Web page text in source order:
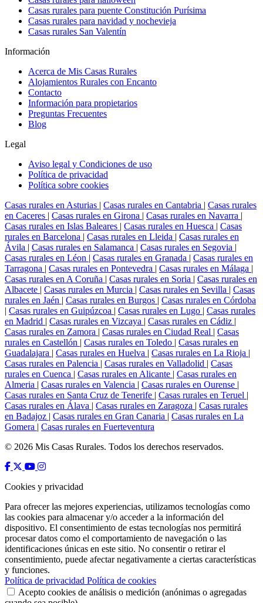
Casas rurales para puente Constitución Purísima
Casas rurales para navidad y nochevieja
Casas rurales San Valentín
Información
Acerca de Mis Casas Rurales
Alojamientos Rurales con Encanto
Contacto
Información para propietarios
Preguntas Frecuentes
Blog
Legal
Aviso legal y Condiciones de uso
Política de privacidad
Política sobre cookies
Casas rurales en Asturias | Casas rurales en Cantabria | Casas rurales
en Caceres | Casas rurales en Girona | Casas rurales en Navarra |
Casas rurales en Islas Baleares | Casas rurales en Huesca | Casas
rurales en Barcelona | Casas rurales en Lleida | Casas rurales en
Ávila | Casas rurales en Salamanca | Casas rurales en Segovia |
Casas rurales en Léon | Casas rurales en Granada | Casas rurales en
Tarragona | Casas rurales en Pontevedra | Casas rurales en Málaga |
Casas rurales en A Coruña | Casas rurales en Soria | Casas rurales en
Albacete | Casas rurales en Murcia | Casas rurales en Sevilla | Casas
rurales en Jaén | Casas rurales en Burgos | Casas rurales en Córdoba
| Casas rurales en Guipúzcoa | Casas rurales en Lugo | Casas rurales
en Madrid | Casas rurales en Vizcaya | Casas rurales en Cádiz |
Casas rurales en Zamora | Casas rurales en Ciudad Real | Casas
rurales en Castellón | Casas rurales en Toledo | Casas rurales en
Guadalajara | Casas rurales en Huelva | Casas rurales en La Rioja |
Casas rurales en Palencia | Casas rurales en Valladolid | Casas
rurales en Cuenca | Casas rurales en Alicante | Casas rurales en
Almeria | Casas rurales en Valencia | Casas rurales en Ourense |
Casas rurales en Santa Cruz de Tenerife | Casas rurales en Teruel |
Casas rurales en Álava | Casas rurales en Zaragoza | Casas rurales
en Badajoz | Casas rurales en Gran Canaria | Casas rurales en La
Gomera | Casas rurales en Fuerteventura
© 2026 Mis Casas Rurales. Todos los derechos reservados.
Cookies y privacidad
Para ofrecer las mejores experiencias, utilizamos tecnologías como
las cookies para almacenar y/o acceder a la información del
dispositivo. El consentimiento de estas tecnologías nos permitirá
procesar datos como el comportamiento de navegación o las
identificaciones únicas en este sitio. No consentir o retirar el
consentimiento, puede afectar negativamente a ciertas características
y funciones.
Política de privacidad Política de cookies
Acepto cookies de análisis o medición (anónimas o agregadas